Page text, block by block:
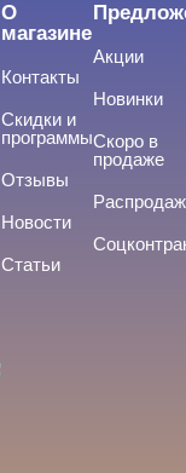
О
магазине
Контакты
Скидки и
программы
Отзывы
Новости
Статьи
Акции
Новинки
Скоро в
продаже